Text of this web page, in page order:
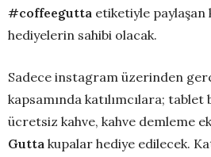
#coffeegutta etiketiyle paylaşan
hediyelerin sahibi olacak.
Sadece instagram üzerinden
kapsamında katılımcılara; tablet
ücretsiz kahve, kahve demleme
Gutta kupalar hediye edilecek.